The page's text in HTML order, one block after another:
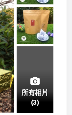
所有相片
(3)